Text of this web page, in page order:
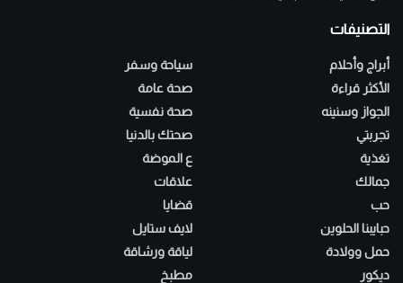
التصنيفات
أبراج وأحلام
الأكثر قراءة
الجواز وسنينه
تجربتي
تغذية
جمالك
حب
حبايبنا الحلوين
حمل وولادة
ديكور
سياحة وسفر
صحة عامة
صحة نفسية
صحتك بالدنيا
ع الموضة
علاقات
قضايا
لايف ستايل
لياقة ورشاقة
مطبخ